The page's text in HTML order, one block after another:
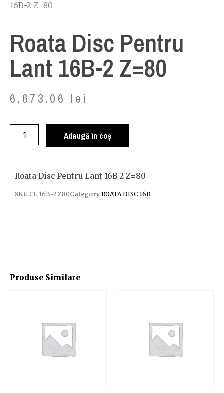
16B-2 Z=80
Roata Disc Pentru
Lant 16B-2 Z=80
6,673.06 lei
Adaugă în coș
Produse Similare
Roata Disc Pentru Lant 16B-2 Z=80
SKU CL 16B-2 Z80Category ROATA DISC 16B